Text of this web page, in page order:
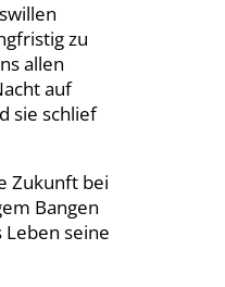
zu
allen
auf
sie schlief
Zukunft bei
Bangen
seine